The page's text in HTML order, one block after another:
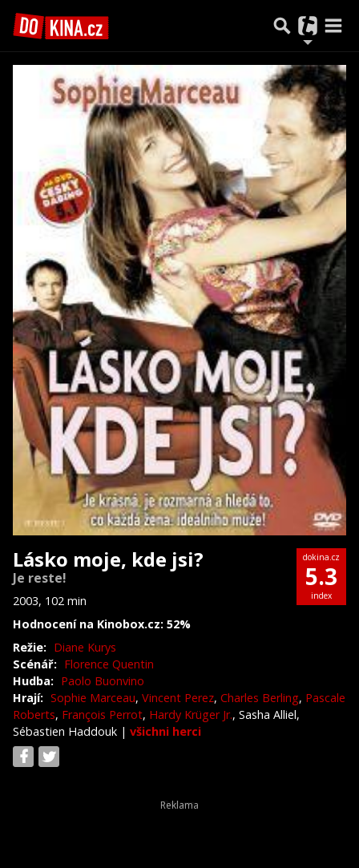
Lásko moje, kde jsi?
Je reste!
2003, 102 min
Hodnocení na Kinobox.cz: 52%
dokina.cz
5.3
index
Režie: Diane Kurys
Scénář: Florence Quentin
Hudba: Paolo Buonvino
Hrají: Sophie Marceau, Vincent Perez, Charles Berling, Pascale
Roberts, François Perrot, Hardy Krüger Jr., Sasha Alliel,
Sébastien Haddouk | všichni herci